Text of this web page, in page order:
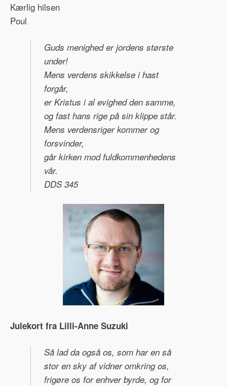
Kærlig hilsen
Poul
Guds menighed er jordens største
under!
Mens verdens skikkelse i hast
forgår,
er Kristus i al evighed den samme,
og fast hans rige på sin klippe står.
Mens verdensriger kommer og
forsvinder,
går kirken mod fuldkommenhedens
vår.
DDS 345
Julekort fra Lilli-Anne Suzuki
Så lad da også os, som har en så
stor en sky af vidner omkring os,
frigøre os for enhver byrde, og for